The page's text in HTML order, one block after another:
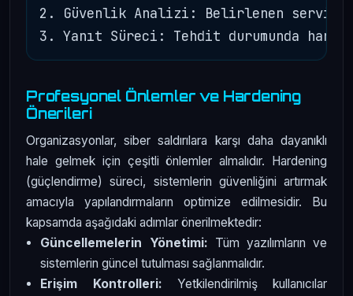
2. Güvenlik Analizi: Belirlenen
Profesyonel Önlemler ve Hardening
Önerileri
Organizasyonlar, siber saldırılara karşı daha dayanıklı
hale gelmek için çeşitli önlemler almalıdır. Hardening
(güçlendirme) süreci, sistemlerin güvenliğini artırmak
amacıyla yapılandırmaların optimize edilmesidir. Bu
kapsamda aşağıdaki adımlar önerilmektedir:
Güncellemelerin Yönetimi: Tüm yazılımların ve
sistemlerin güncel tutulması sağlanmalıdır.
Erişim Kontrolleri: Yetkilendirilmiş kullanıcılar